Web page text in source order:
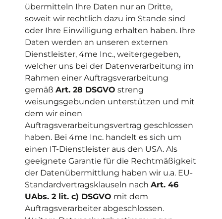
übermitteln Ihre Daten nur an Dritte,
soweit wir rechtlich dazu im Stande sind
oder Ihre Einwilligung erhalten haben. Ihre
Daten werden an unseren externen
Dienstleister, 4me Inc., weitergegeben,
welcher uns bei der Datenverarbeitung im
Rahmen einer Auftragsverarbeitung
gemäß Art. 28 DSGVO streng
weisungsgebunden unterstützen und mit
dem wir einen
Auftragsverarbeitungsvertrag geschlossen
haben. Bei 4me Inc. handelt es sich um
einen IT-Dienstleister aus den USA. Als
geeignete Garantie für die Rechtmäßigkeit
der Datenübermittlung haben wir u.a. EU-
Standardvertragsklauseln nach Art. 46
UAbs. 2 lit. c) DSGVO mit dem
Auftragsverarbeiter abgeschlossen.